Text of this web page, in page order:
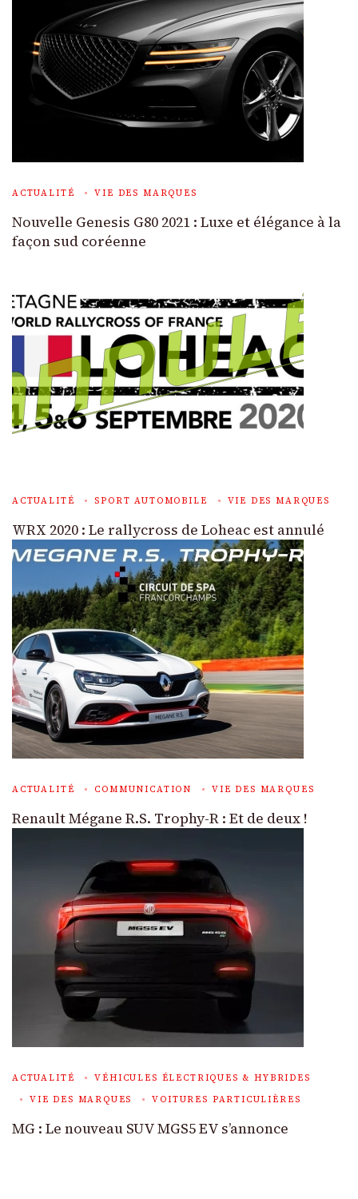
ACTUALITÉ VIE DES MARQUES
Nouvelle Genesis G80 2021 : Luxe et élégance à la
façon sud coréenne
ACTUALITÉ SPORT AUTOMOBILE VIE DES MARQUES
WRX 2020 : Le rallycross de Loheac est annulé
ACTUALITÉ COMMUNICATION VIE DES MARQUES
Renault Mégane R.S. Trophy-R : Et de deux !
ACTUALITÉ
VÉHICULES ÉLECTRIQUES & HYBRIDES
VIE DES MARQUES
VOITURES PARTICULIÈRES
MG : Le nouveau SUV MGS5 EV s’annonce